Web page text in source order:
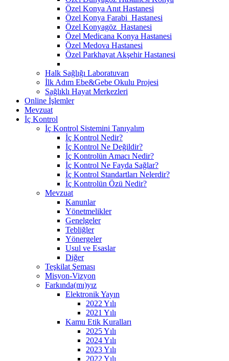
Özel Konya Anıt Hastanesi
Özel Konya Farabi Hastanesi
Özel Konyagöz Hastanesi
Özel Medicana Konya Hastanesi
Özel Medova Hastanesi
Özel Parkhayat Akşehir Hastanesi
Halk Sağlığı Laboratuvarı
İlk Adım Ebe&Gebe Okulu Projesi
Sağlıklı Hayat Merkezleri
Online İşlemler
Mevzuat
İç Kontrol
İç Kontrol Sistemini Tanıyalım
İç Kontrol Nedir?
İç Kontrol Ne Değildir?
İç Kontrolün Amacı Nedir?
İç Kontrol Ne Fayda Sağlar?
İç Kontrol Standartları Nelerdir?
İç Kontrolün Özü Nedir?
Mevzuat
Kanunlar
Yönetmelikler
Genelgeler
Tebliğler
Yönergeler
Usul ve Esaslar
Diğer
Teşkilat Şeması
Misyon-Vizyon
Farkında(mı)yız
Elektronik Yayın
2022 Yılı
2021 Yılı
Kamu Etik Kuralları
2025 Yılı
2024 Yılı
2023 Yılı
2022 Yılı